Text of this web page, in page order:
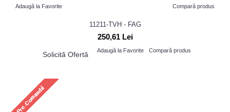
Adaugă la Favorite Compară produs
11211-TVH - FAG
250,61 Lei
Solicită Ofertă Adaugă la Favorite Compară produs